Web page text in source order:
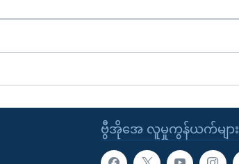
ဗွီအိုအေ လူမှုကွန်ယက်များ